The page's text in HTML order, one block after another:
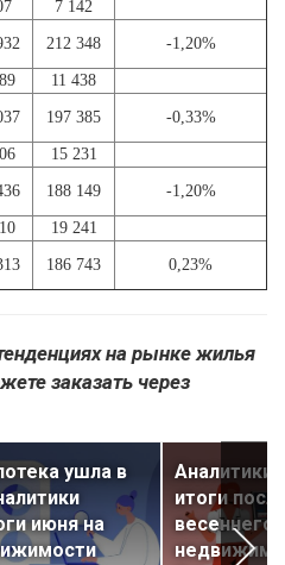
7 142
212 348 -1,20%
11 438
197 385 -0,33%
15 231
188 149 -1,20%
19 241
186 743 0,23%
на рынке жилья
заказать через
ушла в
июня на
Аналитики
итоги
весеннего